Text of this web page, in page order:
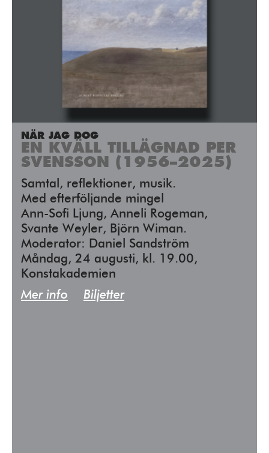
NÄR JAG DOG
EN KVÄLL TILLÄGNAD PER
SVENSSON (1956–2025)
Samtal, reflektioner, musik.
Med efterföljande mingel
Ann-Sofi Ljung, Anneli Rogeman,
Svante Weyler, Björn Wiman.
Moderator: Daniel Sandström
Måndag, 24 augusti, kl. 19.00,
Konstakademien
Mer info
Biljetter